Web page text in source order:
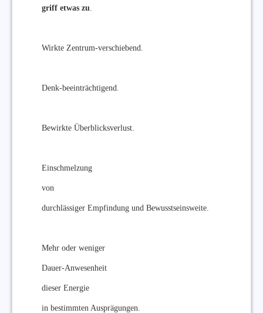
griff etwas zu
Wirkte Zentrum-verschiebend.
Denk-beeinträchtigend.
Bewirkte Überblicksverlust.
Einschmelzung
von
durchlässiger Empfindung und Bewusstseinsweite.
Mehr oder weniger
Dauer-Anwesenheit
dieser Energie
in bestimmten Ausprägungen.